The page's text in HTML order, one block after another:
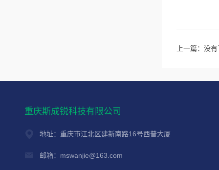
上一篇：没
重庆斯成锐科技有限公司
地址：重庆市江北区建新南路16号西普大厦
邮箱：mswanjie@163.com